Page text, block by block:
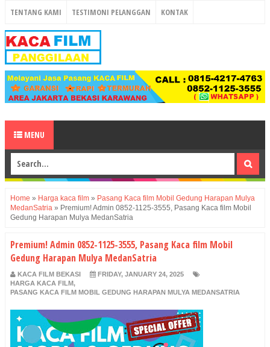
TENTANG KAMI TESTIMONI PELANGGAN KONTAK
MENU
Home » Harga kaca film » Pasang Kaca film Mobil Gedung Harapan Mulya
MedanSatria » Premium! Admin 0852-1125-3555, Pasang Kaca film Mobil
Gedung Harapan Mulya MedanSatria
Premium! Admin 0852-1125-3555, Pasang Kaca film Mobil
Gedung Harapan Mulya MedanSatria
KACA FILM BEKASI
FRIDAY, JANUARY 24, 2025
HARGA KACA FILM,
PASANG KACA FILM MOBIL GEDUNG HARAPAN MULYA MEDANSATRIA